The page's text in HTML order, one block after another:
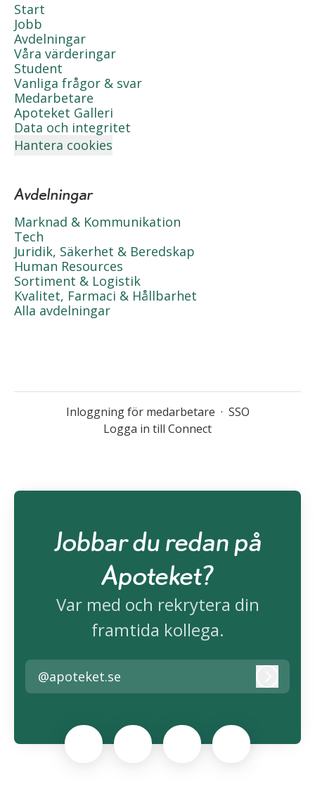
Start
Jobb
Avdelningar
Våra värderingar
Student
Vanliga frågor & svar
Medarbetare
Apoteket Galleri
Data och integritet
Hantera cookies
Avdelningar
Marknad & Kommunikation
Tech
Juridik, Säkerhet & Beredskap
Human Resources
Sortiment & Logistik
Kvalitet, Farmaci & Hållbarhet
Alla avdelningar
Inloggning för medarbetare · SSO
Logga in till Connect
Jobbar du redan på
Apoteket?
Var med och rekrytera din
framtida kollega.
@apoteket.se